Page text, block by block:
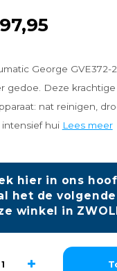
George
gedoe. Deze
nat reinigen,
intensief hui Lees meer
hier in ons
het de
winkel in